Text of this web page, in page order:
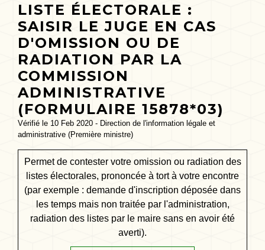
LISTE ÉLECTORALE :
SAISIR LE JUGE EN CAS
D'OMISSION OU DE
RADIATION PAR LA
COMMISSION
ADMINISTRATIVE
(FORMULAIRE 15878*03)
Vérifié le 10 Feb 2020 - Direction de l'information légale et
administrative (Première ministre)
Permet de contester votre omission ou radiation des
listes électorales, prononcée à tort à votre encontre
(par exemple : demande d'inscription déposée dans
les temps mais non traitée par l'administration,
radiation des listes par le maire sans en avoir été
averti).